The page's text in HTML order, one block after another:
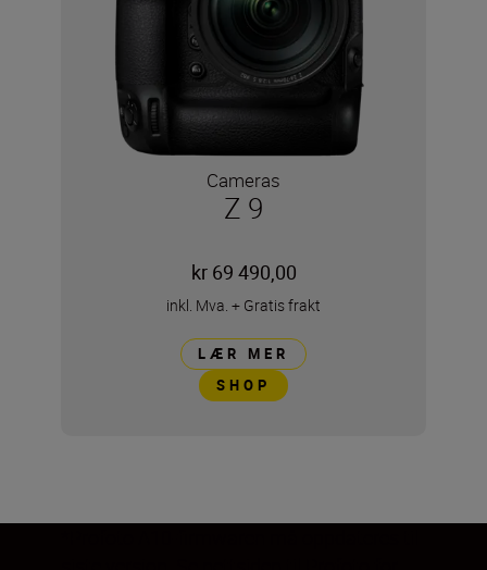
Cameras
Z 9
kr 69 490,00
inkl. Mva. + Gratis frakt
LÆR MER
SHOP